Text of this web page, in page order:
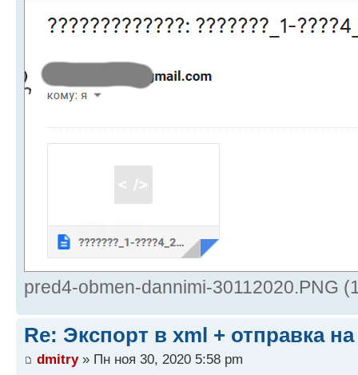
pred4-obmen-dannimi-30112020.PNG
Re: Экспорт в xml + отправка
dmitry» Пн ноя 30, 2020 5:58 pm